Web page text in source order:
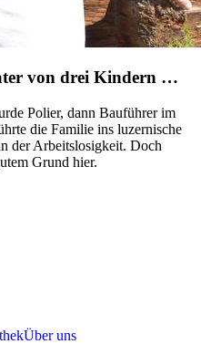
von drei Kindern …
Polier, dann Bauführer im
die Familie ins luzernische
der Arbeitslosigkeit. Doch
Grund hier.
Über uns